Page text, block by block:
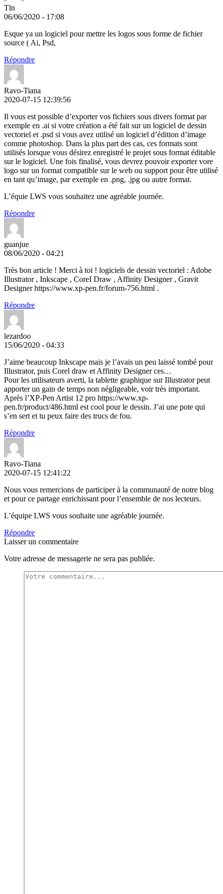
Tln
06/06/2020 - 17:08
Esque ya un logiciel pour mettre les logos sous forme de fichier
source ( Ai, Psd,
Répondre
Ravo-Tiana
2020-07-15 12:39:56
Il vous est possible d’exporter vos fichiers sous divers format par
exemple en .ai si votre création a été fait sur un logiciel de dessin
vectoriel et .psd si vous avez utilisé un logiciel d’édition d’image
comme photoshop. Dans la plus part des cas, ces formats sont
utilisés lorsque vous désirez enregistré le projet sous format éditable
sur le logiciel. Une fois finalisé, vous devrez pouvoir exporter vore
logo sur un format compatible sur le web ou support pour être utilisé
en tant qu’image, par exemple en .png, .jpg ou autre format.
L’équie LWS vous souhaitez une agréable journée.
Répondre
guanjue
08/06/2020 - 04:21
Très bon article ! Merci à toi ! logiciels de dessin vectoriel : Adobe
Illustrator , Inkscape , CoreI Draw , Affinity Designer , Gravit
Designer https://www.xp-pen.fr/forum-756.html .
Répondre
lezardoo
15/06/2020 - 04:33
J’aime beaucoup Inkscape mais je l’avais un peu laissé tombé pour
Illustrator, puis Corel draw et Affinity Designer ces…
Pour les utilisateurs averti, la tablette graphique sur Illustrator peut
apporter un gain de temps non négligeable, voir très important.
Après l’XP-Pen Artist 12 pro https://www.xp-
pen.fr/product/486.html est cool pour le dessin. J’ai une pote qui
s’en sert et tu peux faire des trucs de fou.
Répondre
Ravo-Tiana
2020-07-15 12:41:22
Nous vous remercions de participer à la communauté de notre blog
et pour ce partage enrichissant pour l’ensemble de nos lecteurs.
L’équipe LWS vous souhaite une agréable journée.
Répondre
Laisser un commentaire
Votre adresse de messagerie ne sera pas publiée.